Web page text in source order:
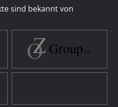
sind bekannt von